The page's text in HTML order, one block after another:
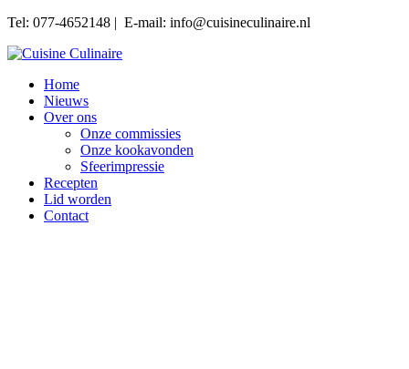
Tel: 077-4652148 | E-mail: info@cuisineculinaire.nl
Home
Nieuws
Over ons
Onze commissies
Onze kookavonden
Sfeerimpressie
Recepten
Lid worden
Contact